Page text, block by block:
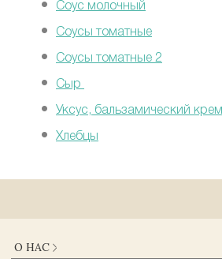
Соус молочный
Соусы томатные
Соусы томатные 2
Сыр
Уксус, бальзамический крем
Хлебцы
О НАС